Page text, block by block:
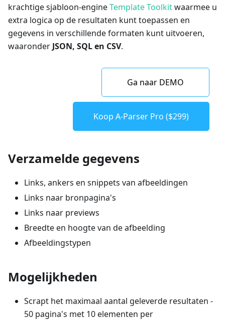
krachtige sjabloon-engineTemplate Toolkitwaarmee u
extra logica op de resultaten kunt toepassen en
gegevens in verschillende formaten kunt uitvoeren,
waaronder JSON, SQL en CSV.
Ga naar DEMO
Koop A-Parser Pro ($299)
Verzamelde gegevens
Links, ankers en snippets van afbeeldingen
Links naar bronpagina's
Links naar previews
Breedte en hoogte van de afbeelding
Afbeeldingstypen
Mogelijkheden
Scrapt het maximaal aantal geleverde resultaten -
50 pagina's met 10 elementen per